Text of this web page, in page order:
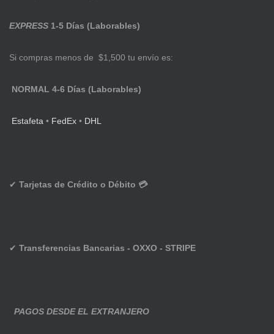
EXPRESS 1-5 Días (Laborables)
Si compras menos de $1,500 tu envío es:
NORMAL 4-6 Días (Laborables)
Estafeta • FedEx • DHL
✔ Tarjetas de Crédito o Débito 💳
✔ Transferencias Bancarias - OXXO - STRIPE
PAGOS DESDE EL EXTRANJERO